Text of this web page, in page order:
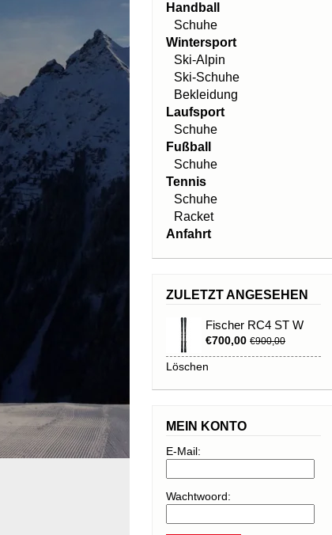
Handball
Schuhe
Wintersport
Ski-Alpin
Ski-Schuhe
Bekleidung
Laufsport
Schuhe
Fußball
Schuhe
Tennis
Schuhe
Racket
Anfahrt
ZULETZT ANGESEHEN
Fischer RC4 ST W
€700,00 €900,00
Löschen
MEIN KONTO
E-Mail:
Wachtwoord: